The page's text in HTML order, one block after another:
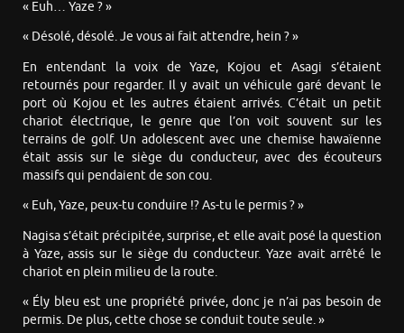
« Euh… Yaze ? »
« Désolé, désolé. Je vous ai fait attendre, hein ? »
En entendant la voix de Yaze, Kojou et Asagi s’étaient
retournés pour regarder. Il y avait un véhicule garé devant le
port où Kojou et les autres étaient arrivés. C’était un petit
chariot électrique, le genre que l’on voit souvent sur les
terrains de golf. Un adolescent avec une chemise hawaïenne
était assis sur le siège du conducteur, avec des écouteurs
massifs qui pendaient de son cou.
« Euh, Yaze, peux-tu conduire !? As-tu le permis ? »
Nagisa s’était précipitée, surprise, et elle avait posé la question
à Yaze, assis sur le siège du conducteur. Yaze avait arrêté le
chariot en plein milieu de la route.
« Ély bleu est une propriété privée, donc je n’ai pas besoin de
permis. De plus, cette chose se conduit toute seule. »